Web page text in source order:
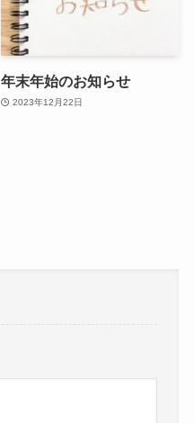
年末年始のお知らせ
2023年12月22日